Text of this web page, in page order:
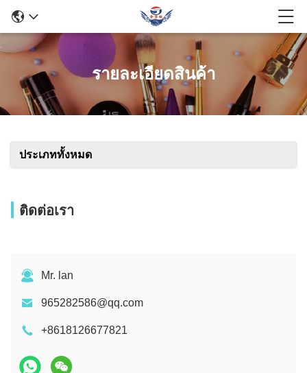
รายละเอียดสินค้า
ประเภททั้งหมด
ติดต่อเรา
Mr. lan
965282586@qq.com
+8618126677821